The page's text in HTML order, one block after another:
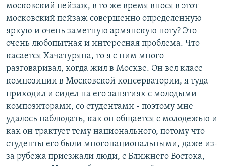
московский пейзаж, в то же время внося в этот
московский пейзаж совершенно определенную
яркую и очень заметную армянскую ноту? Это
очень любопытная и интересная проблема. Что
касается Хачатуряна, то я с ним много
разговаривал, когда жил в Москве. Он вел класс
композиции в Московской консерватории, я туда
приходил и сидел на его занятиях с молодыми
композиторами, со студентами - поэтому мне
удалось наблюдать, как он общается с молодежью и
как он трактует тему национального, потому что
студенты его были многонациональными, даже из-
за рубежа приезжали люди, с Ближнего Востока,